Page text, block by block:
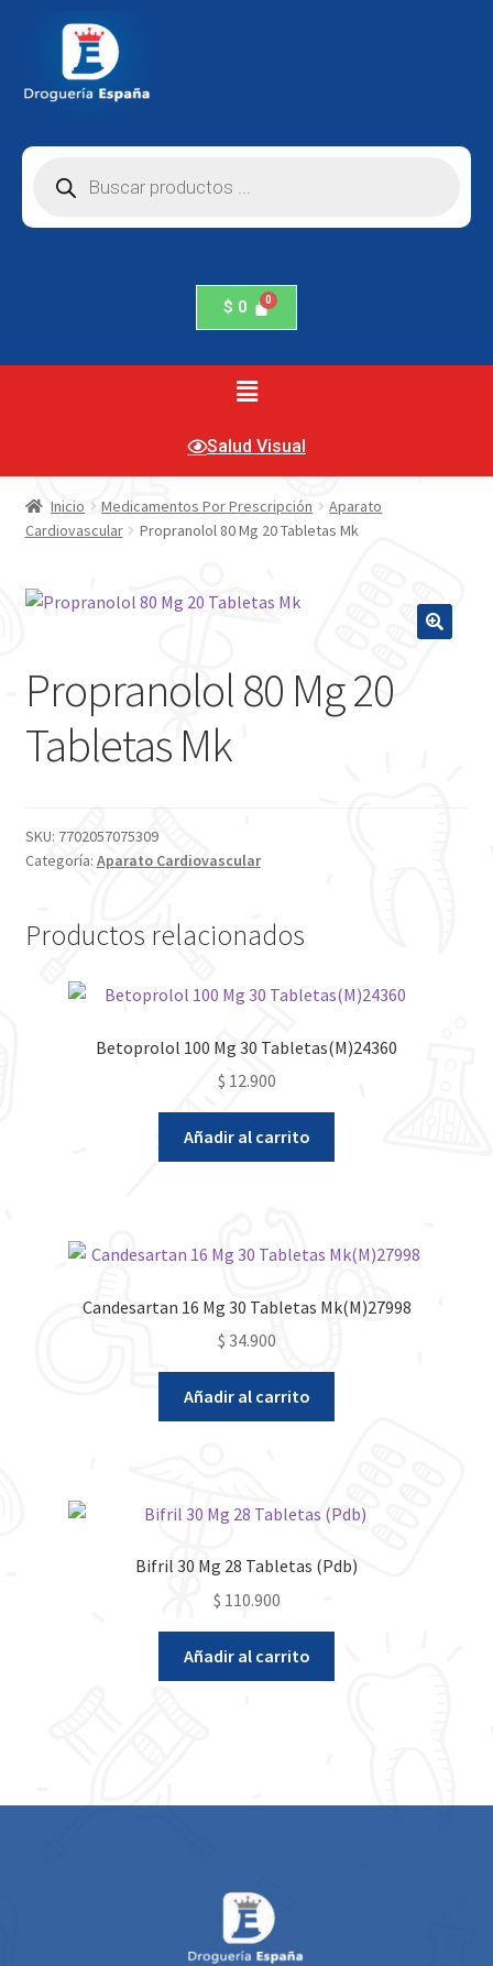
$ 0
Salud Visual
Inicio Medicamentos Por Prescripción
Aparato
Cardiovascular
Propranolol 80 Mg 20 Tabletas Mk
Propranolol 80 Mg 20
Tabletas Mk
SKU: 7702057075309
Categoría: Aparato Cardiovascular
Productos relacionados
Betoprolol 100 Mg 30 Tabletas(M)24360
$ 12.900
Añadir al carrito
Candesartan 16 Mg 30 Tabletas Mk(M)27998
$ 34.900
Añadir al carrito
Bifril 30 Mg 28 Tabletas (Pdb)
$ 110.900
Añadir al carrito